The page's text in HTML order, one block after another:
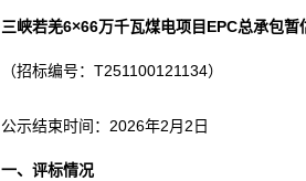
三峡若羌6×66万千瓦煤电项目EPC总承包
（招标编号：T251100121134）
公示结束时间：2026年2月2日
一、评标情况